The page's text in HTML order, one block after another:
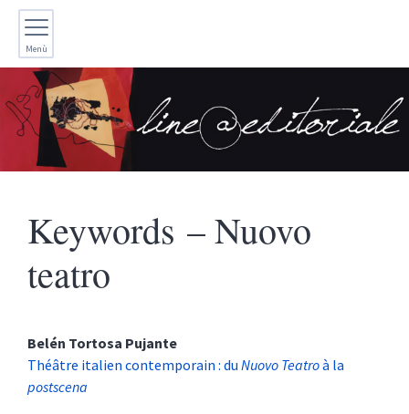
Menù
Keywords – Nuovo
teatro
Belén Tortosa Pujante
Théâtre italien contemporain : du Nuovo Teatroà la
postscena